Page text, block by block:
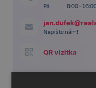
Pá
8:00 -
Napište nám!
QR vizitka